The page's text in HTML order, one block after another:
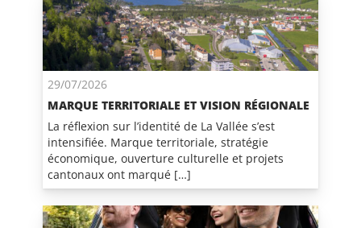
29/07/2026
MARQUE TERRITORIALE ET VISION RÉGIONALE
La réflexion sur l’identité de La Vallée s’est
intensifiée. Marque territoriale, stratégie
économique, ouverture culturelle et projets
cantonaux ont marqué […]